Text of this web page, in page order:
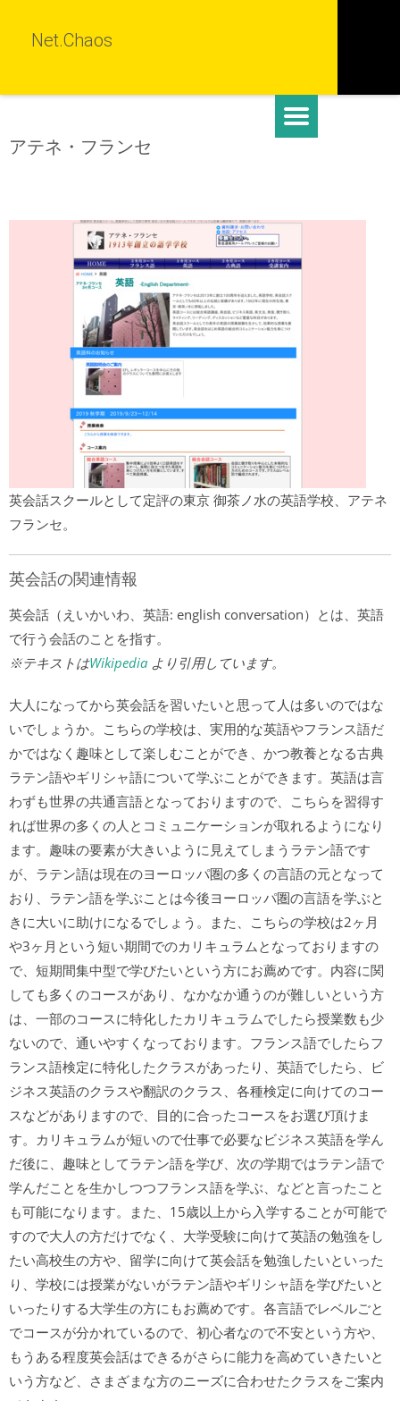
Net.Chaos
アテネ・フランセ
英会話スクールとして定評の東京 御茶ノ水の英語学校、アテネ
フランセ。
英会話の関連情報
英会話（えいかいわ、英語: english conversation）とは、英語
で行う会話のことを指す。
※テキストはWikipedia より引用しています。
大人になってから英会話を習いたいと思って人は多いのではな
いでしょうか。こちらの学校は、実用的な英語やフランス語だ
かではなく趣味として楽しむことができ、かつ教養となる古典
ラテン語やギリシャ語について学ぶことができます。英語は言
わずも世界の共通言語となっておりますので、こちらを習得す
れば世界の多くの人とコミュニケーションが取れるようになり
ます。趣味の要素が大きいように見えてしまうラテン語です
が、ラテン語は現在のヨーロッパ圏の多くの言語の元となって
おり、ラテン語を学ぶことは今後ヨーロッパ圏の言語を学ぶと
きに大いに助けになるでしょう。また、こちらの学校は2ヶ月
や3ヶ月という短い期間でのカリキュラムとなっておりますの
で、短期間集中型で学びたいという方にお薦めです。内容に関
しても多くのコースがあり、なかなか通うのが難しいという方
は、一部のコースに特化したカリキュラムでしたら授業数も少
ないので、通いやすくなっております。フランス語でしたらフ
ランス語検定に特化したクラスがあったり、英語でしたら、ビ
ジネス英語のクラスや翻訳のクラス、各種検定に向けてのコー
スなどがありますので、目的に合ったコースをお選び頂けま
す。カリキュラムが短いので仕事で必要なビジネス英語を学ん
だ後に、趣味としてラテン語を学び、次の学期ではラテン語で
学んだことを生かしつつフランス語を学ぶ、などと言ったこと
も可能になります。また、15歳以上から入学することが可能で
すので大人の方だけでなく、大学受験に向けて英語の勉強をし
たい高校生の方や、留学に向けて英会話を勉強したいといった
り、学校には授業がないがラテン語やギリシャ語を学びたいと
いったりする大学生の方にもお薦めです。各言語でレベルごと
でコースが分かれているので、初心者なので不安という方や、
もうある程度英会話はできるがさらに能力を高めていきたいと
いう方など、さまざまな方のニーズに合わせたクラスをご案内